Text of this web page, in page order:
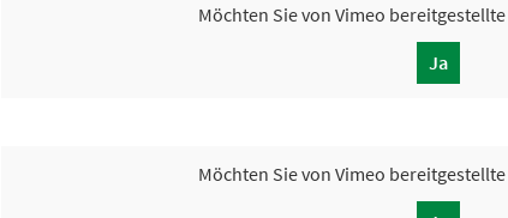
Möchten Sie von Vimeo
Ja
Möchten Sie von Vimeo